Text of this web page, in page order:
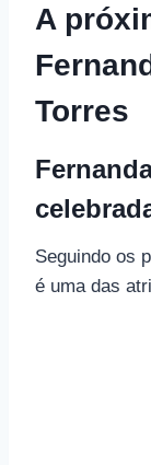
A
Torres
Seguindo os
é uma das